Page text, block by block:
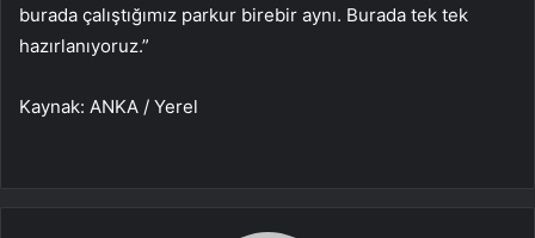
burada çalıştığımız parkur birebir aynı. Burada tek tek
hazırlanıyoruz.”
Kaynak: ANKA / Yerel